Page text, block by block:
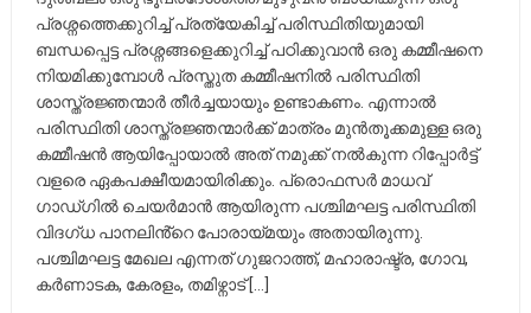
പ്രശ്നത്തെക്കുറിച്ച് പ്രത്യേകിച്ച് പരിസ്ഥിതിയുമായി
ബന്ധപ്പെട്ട പ്രശ്നങ്ങളെക്കുറിച്ച് പഠിക്കുവാൻ ഒരു കമ്മീഷനെ
നിയമിക്കുമ്പോൾ പ്രസ്തുത കമ്മീഷനിൽ പരിസ്ഥിതി
ശാസ്ത്രജ്ഞന്മാർ തീർച്ചയായും ഉണ്ടാകണം. എന്നാൽ
പരിസ്ഥിതി ശാസ്ത്രജ്ഞന്മാർക്ക് മാത്രം മുൻതൂക്കമുള്ള ഒരു
കമ്മീഷൻ ആയിപ്പോയാൽ അത് നമുക്ക് നൽകുന്ന റിപ്പോർട്ട്
വളരെ ഏകപക്ഷീയമായിരിക്കും. പ്രൊഫസർ മാധവ്
ഗാഡ്ഗിൽ ചെയർമാൻ ആയിരുന്ന പശ്ചിമഘട്ട പരിസ്ഥിതി
വിദഗ്ധ പാനലിൻ്റെ പോരായ്മയും അതായിരുന്നു.
പശ്ചിമഘട്ട മേഖല എന്നത് ഗുജറാത്ത്, മഹാരാഷ്ട്ര, ഗോവ,
കർണാടക, കേരളം, തമിഴ്നാട് […]